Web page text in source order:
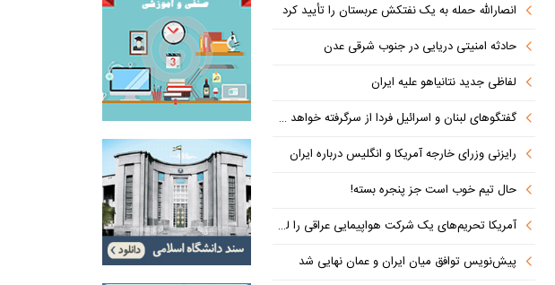
انصارالله حمله به یک نفتکش عربستان را تأیید کرد
حادثه امنیتی دریایی در جنوب شرقی عدن
لفاظی جدید نتانیاهو علیه ایران
گفتگوهای لبنان و اسرائیل فردا از سرگرفته خواهد شد!
رایزنی وزرای خارجه آمریکا و انگلیس درباره ایران
حال تیم خوب است جز پنجره بسته!
آمریکا تحریم‌های یک شرکت هواپیمایی عراقی را لغو کرد
پیش‌نویس توافق میان ایران و عمان نهایی شد